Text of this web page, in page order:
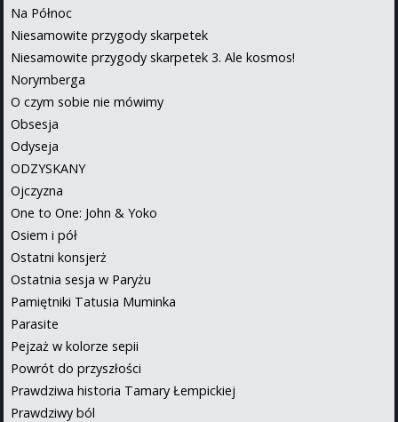
Na Północ
Niesamowite przygody skarpetek
Niesamowite przygody skarpetek 3. Ale kosmos!
Norymberga
O czym sobie nie mówimy
Obsesja
Odyseja
ODZYSKANY
Ojczyzna
One to One: John & Yoko
Osiem i pół
Ostatni konsjerż
Ostatnia sesja w Paryżu
Pamiętniki Tatusia Muminka
Parasite
Pejzaż w kolorze sepii
Powrót do przyszłości
Prawdziwa historia Tamary Łempickiej
Prawdziwy ból